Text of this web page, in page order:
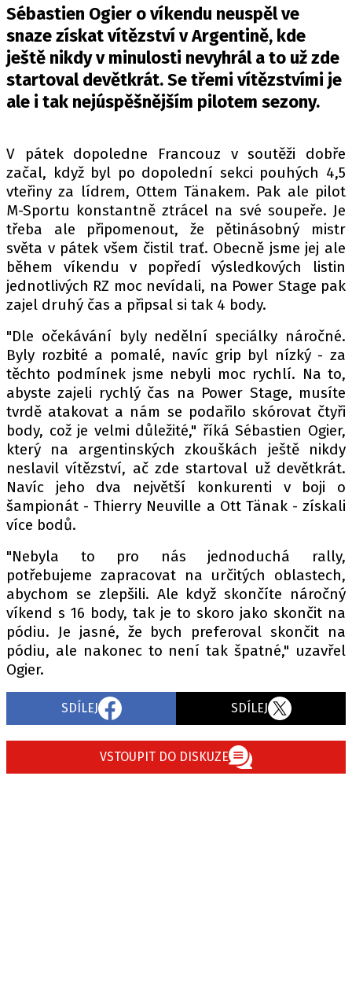
RALLY
OSTATNÍ
TISKOVKY
ROZHOVORY
Z DOMOVA
ZE SVĚTA
MOTORSPORT
PIT LANE
ČEŠI V AKCI
FIA CEZ & POHÁRY
SLEDUJTE NÁS NA|
Máte příběh, fotku nebo video?
Pošlete e-mail na autoroad.cz
ETICKÝ KODEX
VYDAVATEL
INZERCE
OSOBNÍ ÚDAJE / COOKIES
Sébastien Ogier o víkendu neuspěl ve
snaze získat vítězství v Argentině, kde
ještě nikdy v minulosti nevyhrál a to už zde
startoval devětkrát. Se třemi vítězstvími je
ale i tak nejúspěšnějším pilotem sezony.
V pátek dopoledne Francouz v soutěži dobře
začal, když byl po dopolední sekci pouhých 4,5
vteřiny za lídrem, Ottem Tänakem. Pak ale pilot
M-Sportu konstantně ztrácel na své soupeře. Je
třeba ale připomenout, že pětinásobný mistr
světa v pátek všem čistil trať. Obecně jsme jej ale
během víkendu v popředí výsledkových listin
jednotlivých RZ moc nevídali, na Power Stage pak
zajel druhý čas a připsal si tak 4 body.
"Dle očekávání byly nedělní speciálky náročné.
Byly rozbité a pomalé, navíc grip byl nízký - za
těchto podmínek jsme nebyli moc rychlí. Na to,
abyste zajeli rychlý čas na Power Stage, musíte
tvrdě atakovat a nám se podařilo skórovat čtyři
body, což je velmi důležité," říká Sébastien Ogier,
který na argentinských zkouškách ještě nikdy
neslavil vítězství, ač zde startoval už devětkrát.
Navíc jeho dva největší konkurenti v boji o
šampionát - Thierry Neuville a Ott Tänak - získali
více bodů.
"Nebyla to pro nás jednoduchá rally,
potřebujeme zapracovat na určitých oblastech,
abychom se zlepšili. Ale když skončíte náročný
víkend s 16 body, tak je to skoro jako skončit na
pódiu. Je jasné, že bych preferoval skončit na
pódiu, ale nakonec to není tak špatné," uzavřel
Ogier.
SDÍLEJ SDÍLEJ
VSTOUPIT DO DISKUZE